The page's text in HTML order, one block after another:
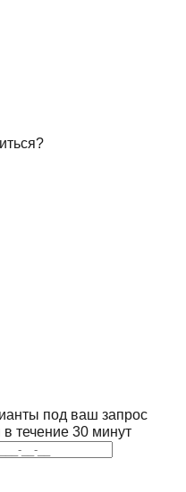
под ваш запрос
течение 30 минут